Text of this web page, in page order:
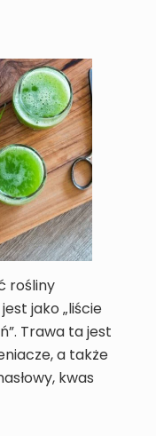
rośliny
jako „liście
Trawa ta jest
a także
kwas